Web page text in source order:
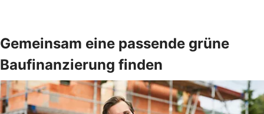
Gemeinsam eine passende grüne
Baufinanzierung finden